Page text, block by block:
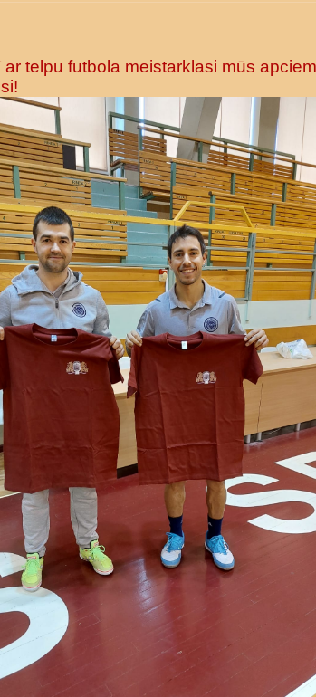
ar telpu futbola meistarklasi mūs